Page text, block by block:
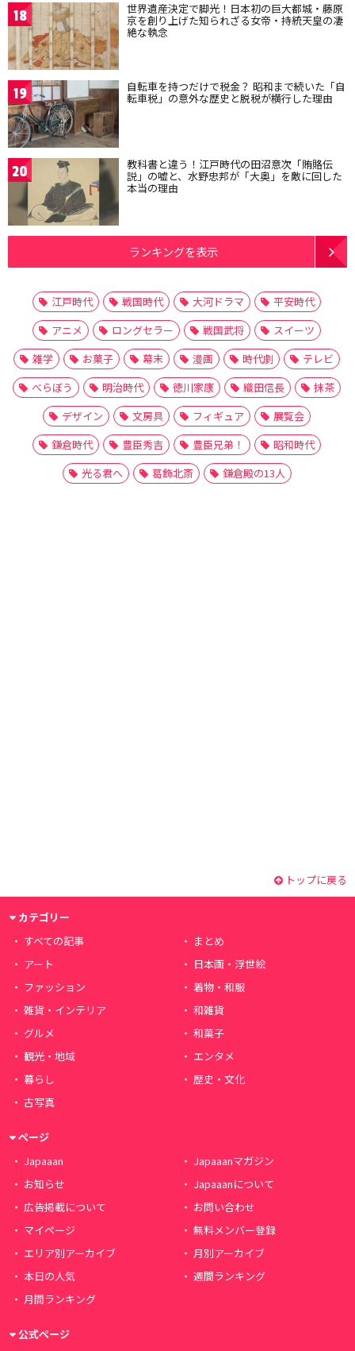
18 世界遺産決定で脚光！日本初の巨大都城・藤原
京を創り上げた知られざる女帝・持統天皇の凄
絶な執念
19 自転車を持つだけで税金？ 昭和まで続いた「自
転車税」の意外な歴史と脱税が横行した理由
20 教科書と違う！江戸時代の田沼意次「賄賂伝
説」の嘘と、水野忠邦が「大奥」を敵に回した
本当の理由
ランキングを表示
江戸時代 戦国時代 大河ドラマ
平安時代
アニメ
ロングセラー 戦国武将
スイーツ
雑学
お菓子 幕末 漫画 時代劇
テレビ
べらぼう
明治時代 徳川家康 織田信長
抹茶
デザイン
文房具 フィギュア
展覧会
鎌倉時代
豊臣秀吉 豊臣兄弟！
昭和時代
光る君へ
葛飾北斎 鎌倉殿の13人
トップに戻る
カテゴリー
すべての記事
まとめ
アート
日本画・浮世絵
ファッション
着物・和服
雑貨・インテリア
和雑貨
グルメ
和菓子
観光・地域
エンタメ
暮らし
歴史・文化
古写真
ページ
Japaaan
Japaaanマガジン
お知らせ
Japaaanについて
広告掲載について
お問い合わせ
マイページ
無料メンバー登録
エリア別アーカイブ
月別アーカイブ
本日の人気
週間ランキング
月間ランキング
公式ページ